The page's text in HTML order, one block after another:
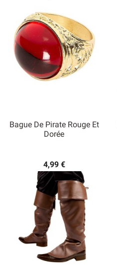
Bague De Pirate Rouge Et
Dorée
4,99 €